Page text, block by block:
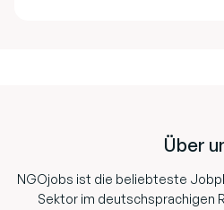
Über
NGOjobs ist die beliebteste
Sektor im deutschsprachigen